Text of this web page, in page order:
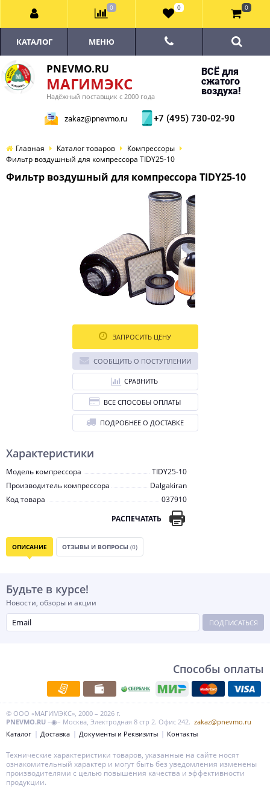
PNEVMO.RU
МАГИМЭКС
Надёжный поставщик с 2000 года
ВСЁ для
сжатого
воздуха!
zakaz@pnevmo.ru +7 (495) 730-02-90
КАТАЛОГ МЕНЮ
Главная Каталог товаров
Компрессоры
Фильтр воздушный для компрессора TIDY25-10
Фильтр воздушный для компрессора TIDY25-10
Характеристики
Модель компрессора
TIDY25-10
Производитель компрессора
Dalgakiran
Код товара
037910
РАСПЕЧАТАТЬ
ЗАПРОСИТЬ ЦЕНУ
СООБЩИТЬ О ПОСТУПЛЕНИИ
СРАВНИТЬ
ВСЕ СПОСОБЫ ОПЛАТЫ
ПОДРОБНЕЕ О ДОСТАВКЕ
ОПИСАНИЕ ОТЗЫВЫ И ВОПРОСЫ (0)
Будьте в курсе!
Новости, обзоры и акции
ПОДПИСАТЬСЯ
Способы оплаты
© ООО «МАГИМЭКС», 2000 – 2026 г.
PNEVMO.RU –◉– Москва, Электродная 8 стр 2. Офис 242. zakaz@pnevmo.ru
Каталог
Доставка Документы и Реквизиты Контакты
0 0 0
Технические характеристики товаров, указанные на сайте носят
ознакомительный характер и могут быть без уведомления изменены
производителями с целью повышения качества и эффективности
продукции.